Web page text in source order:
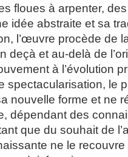
floues à arpenter,
idée abstraite et sa
l’œuvre procède de
deçà et au-delà de
à l’évolution
spectacularisation, le
nouvelle forme et ne
dépendant des
que du souhait de
ne le